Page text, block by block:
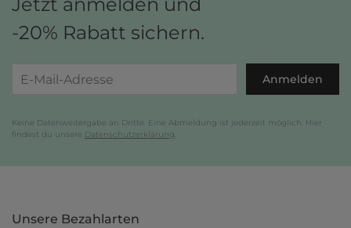
-20% Rabatt sichern.
Anmelden
Keine Datenweitergabe an Dritte. Eine Abmeldung ist jederzeit möglich. Hier
findest du unsere Datenschutzerklärung
Unsere Bezahlarten